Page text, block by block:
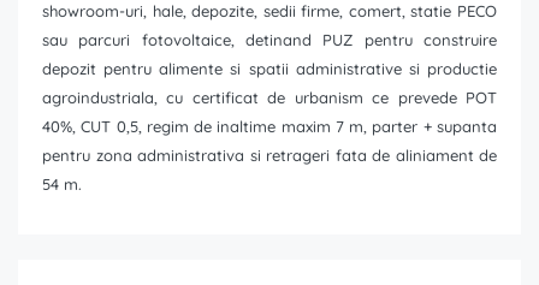
showroom-uri, hale, depozite, sedii firme, comert, statie PECO
sau parcuri fotovoltaice, detinand PUZ pentru construire
depozit pentru alimente si spatii administrative si productie
agroindustriala, cu certificat de urbanism ce prevede POT
40%, CUT 0,5, regim de inaltime maxim 7 m, parter + supanta
pentru zona administrativa si retrageri fata de aliniament de
54 m.